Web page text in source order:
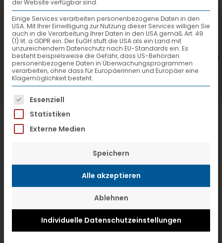
7. Juli 2026
VTL hat neuen Aufsichtsrat gewählt
der Website verfügbar sind.
Einige Services verarbeiten personenbezogene Daten in den
USA. Mit Ihrer Einwilligung zur Nutzung dieser Services willigen Sie
auch in die Verarbeitung Ihrer Daten in den USA gemäß Art. 49
(1) lit. a GDPR ein. Der EuGH stuft die USA als ein Land mit
unzureichendem Datenschutz nach EU-Standards ein. Es
besteht beispielsweise die Gefahr, dass US-Behörden
personenbezogene Daten in Überwachungsprogrammen
verarbeiten, ohne dass für Europäerinnen und Europäer eine
Klagemöglichkeit besteht.
Es folgt eine Liste der Service-Gruppen,
Essenziell
Statistiken
Externe Medien
Speichern
Alle akzeptieren
Ablehnen
Individuelle Datenschutzeinstellungen